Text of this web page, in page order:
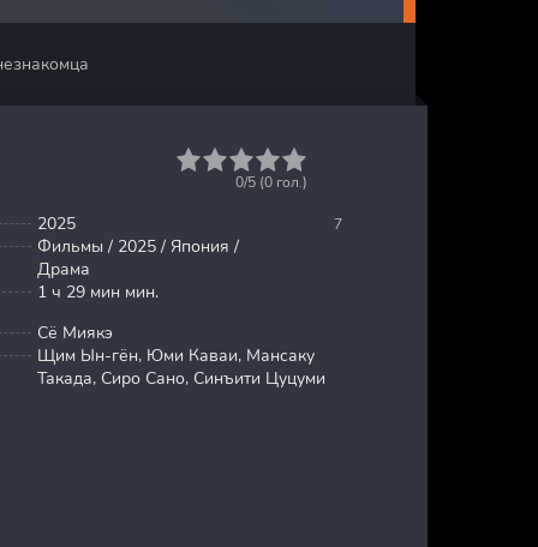
7
0/5 (0 гол.)
2025
Фильмы / 2025 / Япония /
Драма
1 ч 29 мин мин.
Сё Миякэ
Щим Ын-гён, Юми Каваи, Мансаку
Такада, Сиро Сано, Синъити Цуцуми